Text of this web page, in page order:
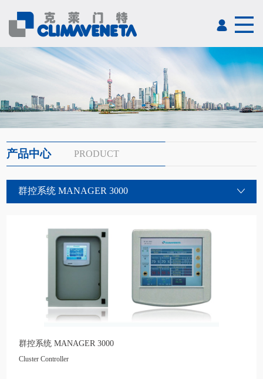
产品中心 PRODUCT
群控系统 MANAGER 3000
群控系统 MANAGER 3000
Cluster Controller